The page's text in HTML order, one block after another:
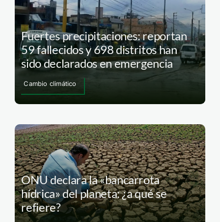
Fuertes precipitaciones: reportan
59 fallecidos y 698 distritos han
sido declarados en emergencia
Cambio climático
ONU declara la «bancarrota
hídrica» del planeta: ¿a qué se
refiere?